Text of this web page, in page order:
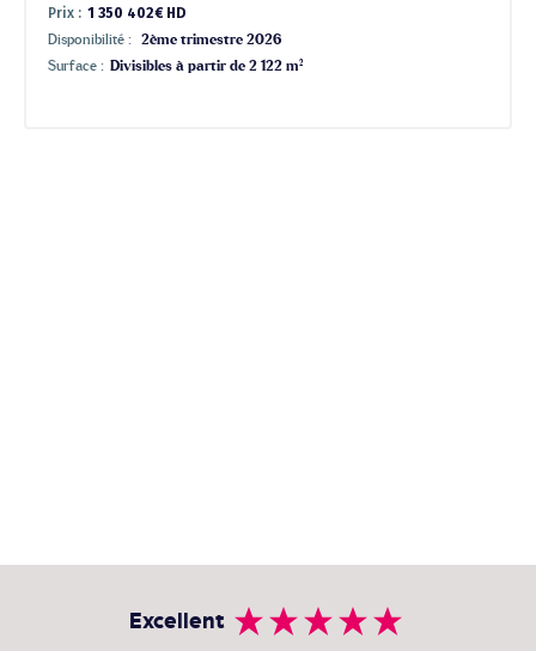
Prix : 1 350 402€ HD
Disponibilité :
2ème trimestre 2026
Surface : Divisibles à partir de 2 122 m²
Excellent